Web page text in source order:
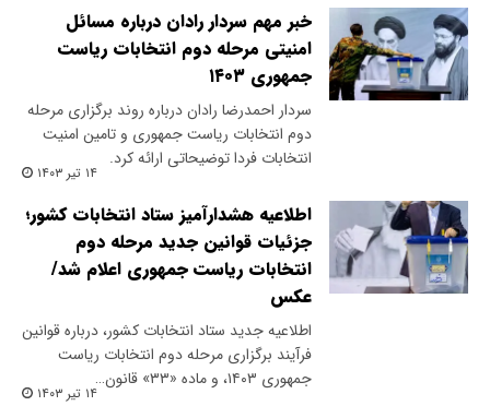
خبر مهم سردار رادان درباره مسائل
امنیتی مرحله دوم انتخابات ریاست
جمهوری ۱۴۰۳
سردار احمدرضا رادان درباره روند برگزاری مرحله
دوم انتخابات ریاست جمهوری و تامین امنیت
انتخابات فردا توضیحاتی ارائه کرد.
۱۴ تیر ۱۴۰۳
اطلاعیه هشدارآمیز ستاد انتخابات کشور؛
جزئیات قوانین جدید مرحله دوم
انتخابات ریاست جمهوری اعلام شد/
عکس
اطلاعیه جدید ستاد انتخابات کشور، درباره قوانین
فرآیند برگزاری مرحله دوم انتخابات ریاست
جمهوری ۱۴۰۳، و ماده «۳۳» قانون…
۱۴ تیر ۱۴۰۳